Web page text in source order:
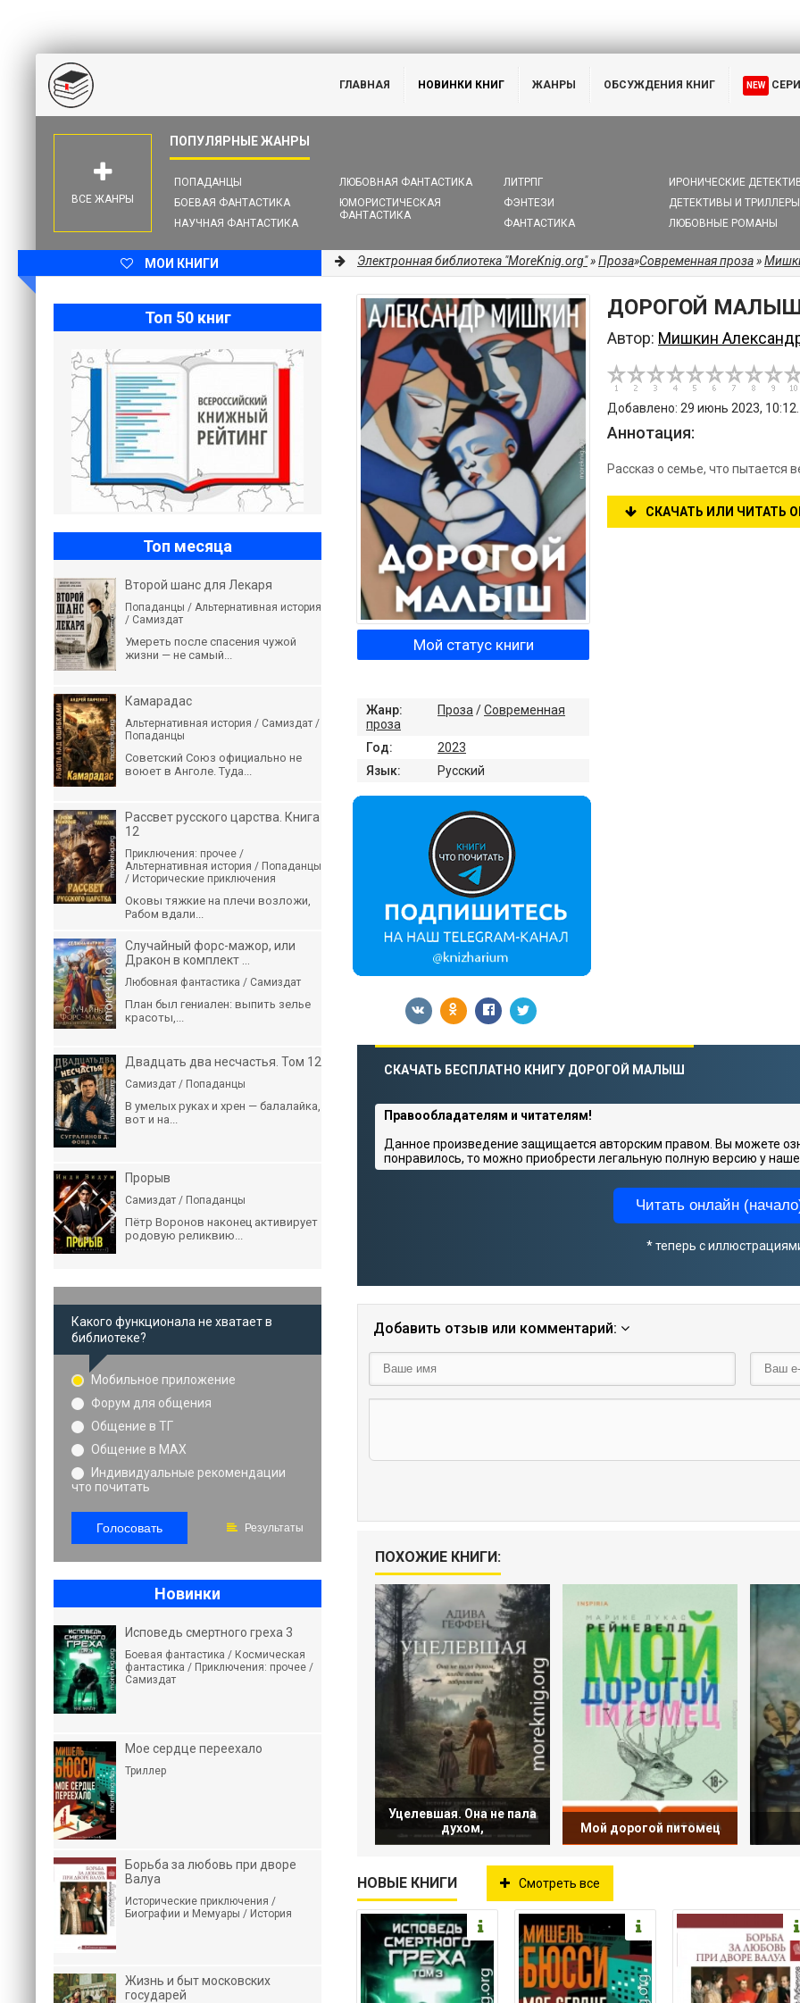
ГЛАВНАЯ НОВИНКИ КНИГ ЖАНРЫ ОБСУЖДЕНИЯ КНИГ NEW
ПОПАДАНЦЫ
БОЕВАЯ ФАНТАСТИКА
НАУЧНАЯ ФАНТАСТИКА
ЛЮБОВНАЯ ФАНТАСТИКА
ЮМОРИСТИЧЕСКАЯ
ФАНТАСТИКА
ЛИТРПГ
ФЭНТЕЗИ
ФАНТАСТИКА
ИРОНИЧЕСКИЕ
ДЕТЕКТИВЫ И ТРИЛЛЕРЫ
ЛЮБОВНЫЕ РОМАНЫ
ВСЕ ЖАНРЫ
МОИ КНИГИ Электронная библиотека "MoreKnig.org"»Проза»Современная проза»
ДОРОГОЙ
Автор: Мишкин
Добавлено: 29 июнь 2023,
Аннотация:
Рассказ о семье, что пытается
СКАЧАТЬ ИЛИ ЧИТАТЬ
Мой статус книги
Жанр: Проза /Современная
проза
Год:
2023
Язык:
Русский
СКАЧАТЬ БЕСПЛАТНО КНИГУ ДОРОГОЙ МАЛЫШ
Правообладателям и читателям!
Данное произведение защищается авторским правом. Вы можете
понравилось, то можно приобрести легальную полную версию у
Читать онлайн
* теперь с
Добавить отзыв или комментарий:
ПОХОЖИЕ КНИГИ:
Уцелевшая. Она не пала
духом,
Мой дорогой питомец
НОВЫЕ КНИГИ Смотреть все
Топ 50 книг
Топ месяца
Второй шанс для Лекаря
Попаданцы / Альтернативная история
/ Самиздат
Умереть после спасения чужой
жизни — не самый...
Камарадас
Альтернативная история / Самиздат /
Попаданцы
Советский Союз официально не
воюет в Анголе. Туда...
Рассвет русского царства. Книга
12
Приключения: прочее /
Альтернативная история / Попаданцы
/ Исторические приключения
Оковы тяжкие на плечи возложи,
Рабом вдали...
Случайный форс-мажор, или
Дракон в комплект ...
Любовная фантастика / Самиздат
План был гениален: выпить зелье
красоты,...
Двадцать два несчастья. Том 12
Самиздат / Попаданцы
В умелых руках и хрен — балалайка,
вот и на...
Прорыв
Самиздат / Попаданцы
Пётр Воронов наконец активирует
родовую реликвию...
Какого функционала не хватает в
библиотеке?
Мобильное приложение
Форум для общения
Общение в ТГ
Общение в MAX
Индивидуальные рекомендации
что почитать
Голосовать Результаты
Новинки
Исповедь смертного греха 3
Боевая фантастика / Космическая
фантастика / Приключения: прочее /
Самиздат
Мое сердце переехало
Триллер
Борьба за любовь при дворе
Валуа
Исторические приключения /
Биографии и Мемуары / История
Жизнь и быт московских
государей